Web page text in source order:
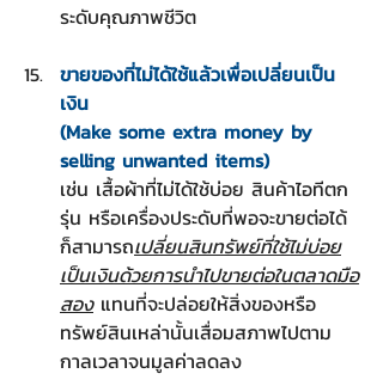
ระดับคุณภาพชีวิต
ขายของที่ไม่ได้ใช้แล้วเพื่อเปลี่ยนเป็น
เงิน
(Make some extra money by
selling unwanted items)
เช่น เสื้อผ้าที่ไม่ได้ใช้บ่อย สินค้าไอทีตก
รุ่น หรือเครื่องประดับที่พอจะขายต่อได้
ก็สามารถเปลี่ยนสินทรัพย์ที่ใช้ไม่บ่อย
เป็นเงินด้วยการนำไปขายต่อในตลาดมือ
สอง แทนที่จะปล่อยให้สิ่งของหรือ
ทรัพย์สินเหล่านั้นเสื่อมสภาพไปตาม
กาลเวลาจนมูลค่าลดลง